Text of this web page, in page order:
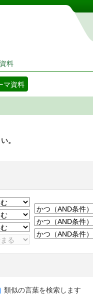
料
マ資料
。
類似の言葉を検索します